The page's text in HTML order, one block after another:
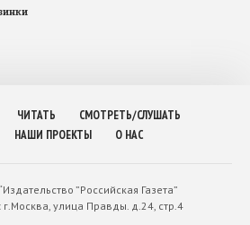
ЧИТАТЬ
СМОТРЕТЬ/СЛУШАТЬ
НАШИ ПРОЕКТЫ О НАС
”Российская Газета”
г.Москва, улица Правды. д.24, стр.4